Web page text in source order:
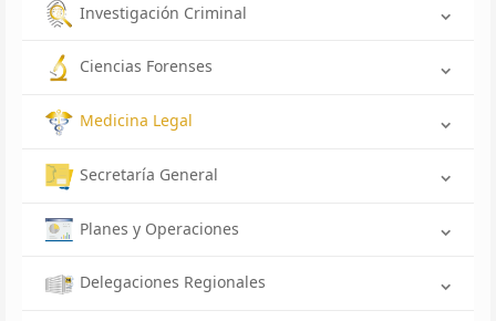
Investigación Criminal
Ciencias Forenses
Medicina Legal
Secretaría General
Planes y Operaciones
Delegaciones Regionales